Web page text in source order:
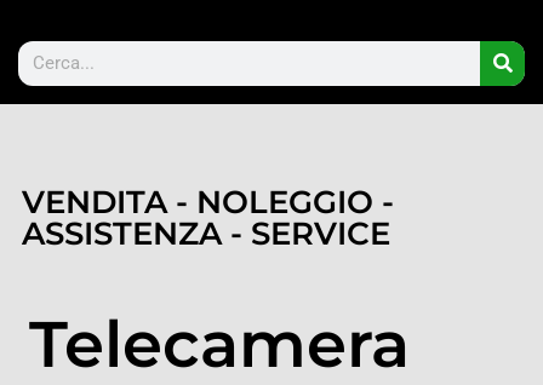
VENDITA - NOLEGGIO -
ASSISTENZA - SERVICE
Telecamera